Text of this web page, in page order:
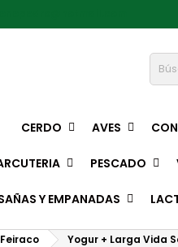
CERDO AVES
PESCADO
Y EMPANADAS
Feiraco Yogur + Larga Vida